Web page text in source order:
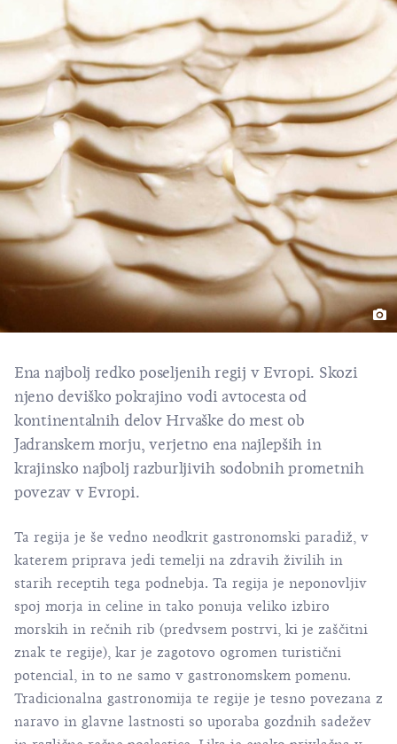
Ena najbolj redko poseljenih regij v Evropi. Skozi
njeno deviško pokrajino vodi avtocesta od
kontinentalnih delov Hrvaške do mest ob
Jadranskem morju, verjetno ena najlepših in
krajinsko najbolj razburljivih sodobnih prometnih
povezav v Evropi.
Ta regija je še vedno neodkrit gastronomski paradiž, v
katerem priprava jedi temelji na zdravih živilih in
starih receptih tega podnebja. Ta regija je neponovljiv
spoj morja in celine in tako ponuja veliko izbiro
morskih in rečnih rib (predvsem postrvi, ki je zaščitni
znak te regije), kar je zagotovo ogromen turistični
potencial, in to ne samo v gastronomskem pomenu.
Tradicionalna gastronomija te regije je tesno povezana z
naravo in glavne lastnosti so uporaba gozdnih sadežev